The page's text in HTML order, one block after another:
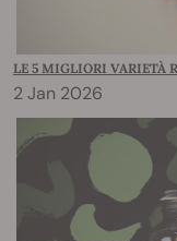
LE 5 MIGLIORI VARIETÀ
2 Jan 2026